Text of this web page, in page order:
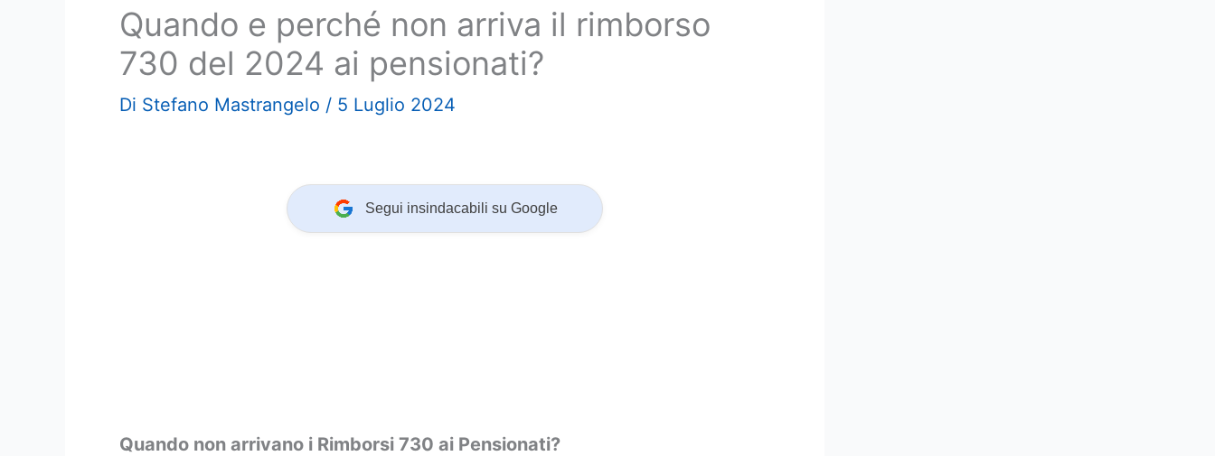
Quando e perché non arriva il rimborso
730 del 2024 ai pensionati?
Di Stefano Mastrangelo / 5 Luglio 2024
Segui insindacabili su Google
Quando non arrivano i Rimborsi 730 ai Pensionati?